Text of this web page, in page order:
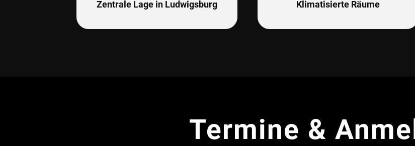
Zentrale Lage in Ludwigsburg Klimatisierte Räume
Termine &